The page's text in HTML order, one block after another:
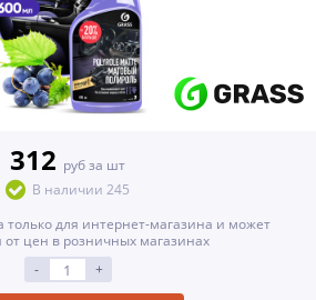
312 руб за шт
В наличии 245
только для интернет-магазина и может
от цен в розничных магазинах
-
+